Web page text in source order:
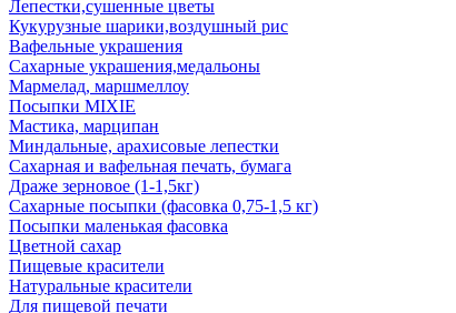
Лепестки,сушенные цветы
Кукурузные шарики,воздушный рис
Вафельные украшения
Сахарные украшения,медальоны
Мармелад, маршмеллоу
Посыпки MIXIE
Мастика, марципан
Миндальные, арахисовые лепестки
Сахарная и вафельная печать, бумага
Драже зерновое (1-1,5кг)
Сахарные посыпки (фасовка 0,75-1,5 кг)
Посыпки маленькая фасовка
Цветной сахар
Пищевые красители
Натуральные красители
Для пищевой печати